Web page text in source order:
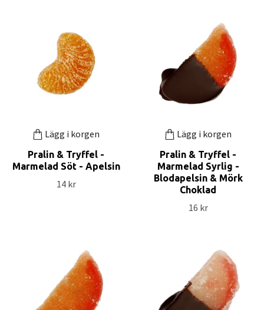
Lägg i korgen
Pralin & Tryffel -
Marmelad Söt - Apelsin
14 kr
Lägg i korgen
Pralin & Tryffel -
Marmelad Syrlig -
Blodapelsin & Mörk
Choklad
16 kr